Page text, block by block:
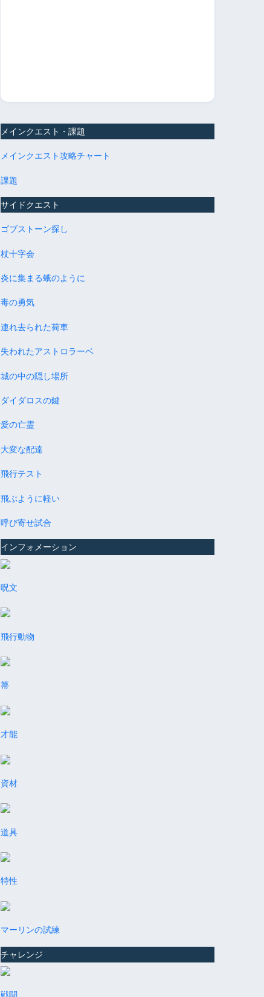
メインクエスト・課題
メインクエスト攻略チャート
課題
サイドクエスト
ゴブストーン探し
杖十字会
炎に集まる蛾のように
毒の勇気
連れ去られた荷車
失われたアストロラーベ
城の中の隠し場所
ダイダロスの鍵
愛の亡霊
大変な配達
飛行テスト
飛ぶように軽い
呼び寄せ試合
インフォメーション
呪文
飛行動物
箒
才能
資材
道具
特性
マーリンの試練
チャレンジ
戦闘